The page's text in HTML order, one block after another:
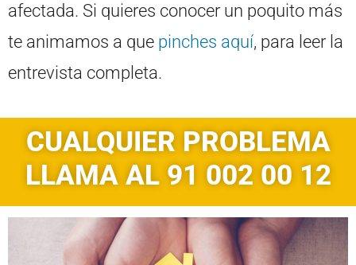
afectada. Si quieres conocer un poquito más
te animamos a que pinches aquí, para leer la
entrevista completa.
CUALQUIER PROBLEMA
LLAMA AL 91 002 00 12